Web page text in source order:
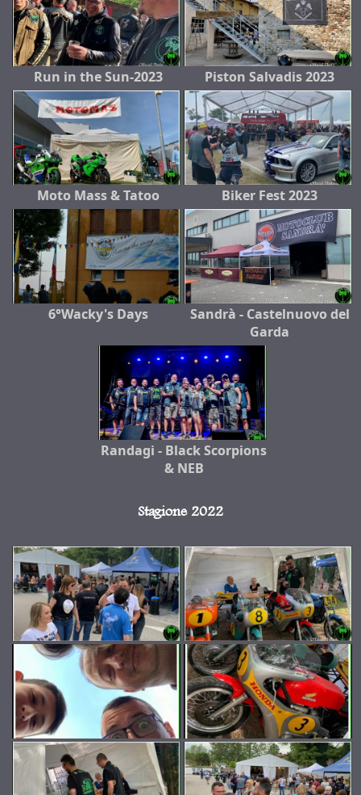
Run in the Sun-2023 Piston Salvadis 2023
Moto Mass & Tatoo Biker Fest 2023
6°Wacky's Days
Sandrà - Castelnuovo del
Garda
Randagi - Black Scorpions
& NEB
Stagione 2022